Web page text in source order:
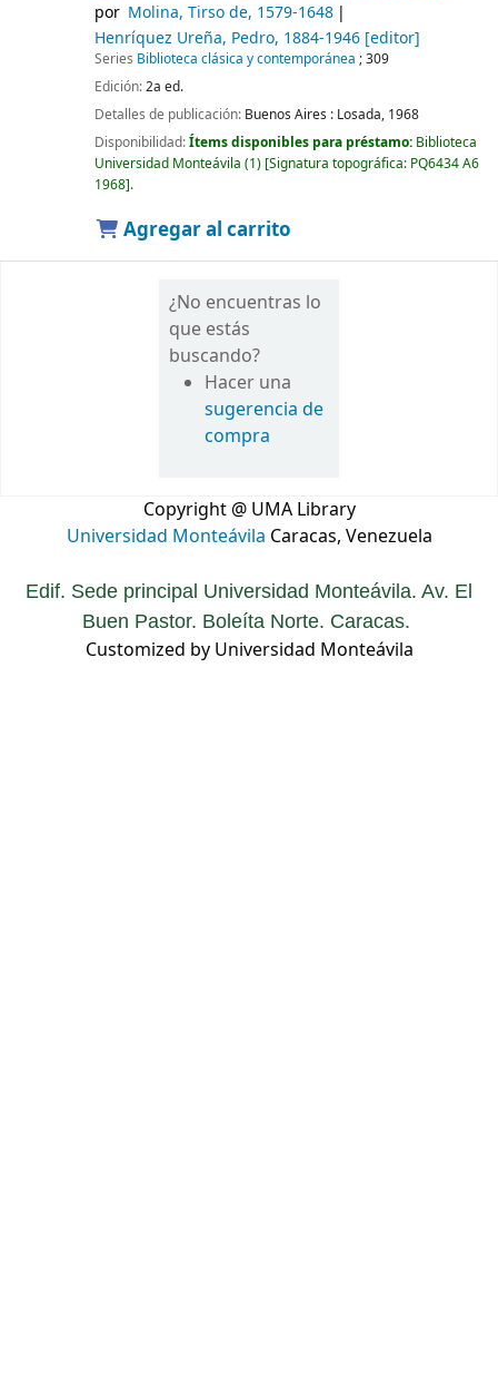
por Molina, Tirso de, 1579-1648
Henríquez Ureña, Pedro, 1884-1946[editor]
Series Biblioteca clásica y contemporánea ; 309
Edición:2a ed.
Detalles de publicación: Buenos Aires : Losada, 1968
Disponibilidad:Ítems disponibles para préstamo: Biblioteca
Universidad Monteávila (1) Signatura topográfica: PQ6434 A6
1968 .
Agregar al carrito
¿No encuentras lo
que estás
buscando?
Hacer una
sugerencia de
compra
Copyright @ UMA Library
Universidad Monteávila Caracas, Venezuela
Edif. Sede principal Universidad Monteávila. Av. El
Buen Pastor. Boleíta Norte. Caracas.
Customized by Universidad Monteávila